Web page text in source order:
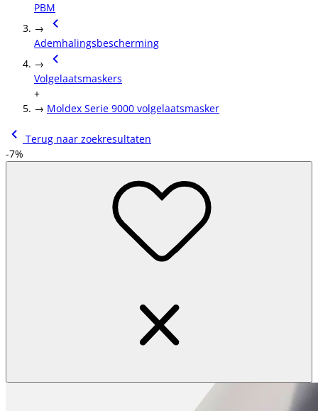
PBM
→
Ademhalingsbescherming
→
Volgelaatsmaskers
+
→ Moldex Serie 9000 volgelaatsmasker
Terug naar zoekresultaten
-7%